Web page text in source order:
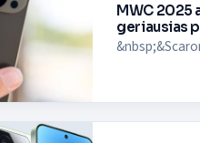
MWC 2025
geriausias